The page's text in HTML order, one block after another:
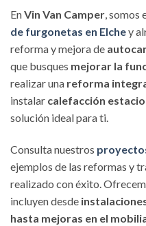
EnVin Van Camper, somos
de furgonetas en Elchey
reforma y mejora de
que busques mejorar la
realizar una reforma
instalar calefacción
solución ideal para ti.
Consulta nuestros
ejemplos de las reformas y
realizado con éxito.
incluyen desde
hasta mejoras en el